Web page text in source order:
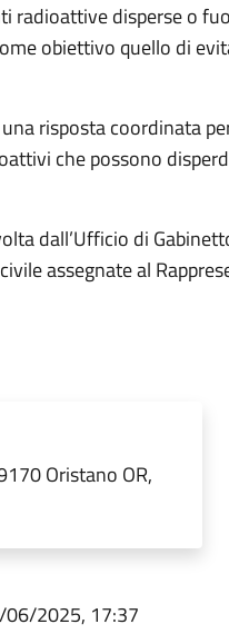
radioattive disperse o
obiettivo quello di
risposta coordinata
che possono
dall’Ufficio di
assegnate al
Oristano OR,
06/2025, 17:37